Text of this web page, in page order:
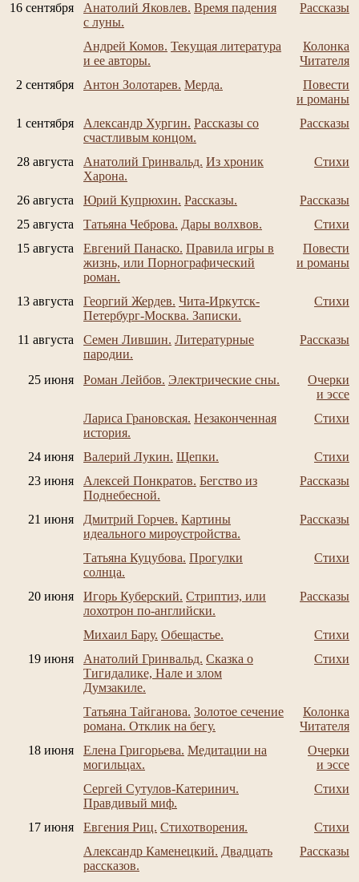
16 сентября Анатолий Яковлев. Время падения
с луны.
Рассказы
Андрей Комов. Текущая литература
и ее авторы.
Колонка
Читателя
2 сентября
Антон Золотарев. Мерда.
Повести
и романы
1 сентября
Александр Хургин. Рассказы со
счастливым концом.
Рассказы
28 августа Анатолий Гринвальд. Из хроник
Харона.
Стихи
26 августа Юрий Купрюхин. Рассказы.
Рассказы
25 августа
Татьяна Чеброва. Дары волхвов.
Стихи
15 августа
Евгений Панаско. Правила игры в
жизнь, или Порнографический
роман.
Повести
и романы
13 августа Георгий Жердев. Чита-Иркутск-
Петербург-Москва. Записки.
Стихи
11 августа Семен Лившин. Литературные
пародии.
Рассказы
25 июня Роман Лейбов. Электрические сны.
Очерки
и эссе
Лариса Грановская. Незаконченная
история.
Стихи
24 июня Валерий Лукин. Щепки.
Стихи
23 июня
Алексей Понкратов. Бегство из
Поднебесной.
Рассказы
21 июня Дмитрий Горчев. Картины
идеального мироустройства.
Рассказы
Татьяна Куцубова. Прогулки
солнца.
Стихи
20 июня Игорь Куберский. Стриптиз, или
лохотрон по-английски.
Рассказы
Михаил Бару. Обещастье.
Стихи
19 июня
Анатолий Гринвальд. Сказка о
Тигидалике, Нале и злом
Думзакиле.
Стихи
Татьяна Тайганова. Золотое сечение
романа. Отклик на бегу.
Колонка
Читателя
18 июня
Елена Григорьева. Медитации на
могильцах.
Очерки
и эссе
Сергей Сутулов-Катеринич.
Правдивый миф.
Стихи
17 июня Евгения Риц. Стихотворения.
Стихи
Александр Каменецкий. Двадцать
рассказов.
Рассказы